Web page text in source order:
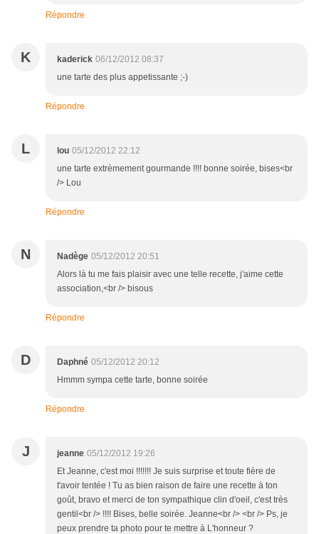
Répondre
K kaderick 06/12/2012 08:37
une tarte des plus appetissante ;-)
Répondre
L lou 05/12/2012 22:12
une tarte extrèmement gourmande !!!! bonne soirée, bises<br
/> Lou
Répondre
N Nadège 05/12/2012 20:51
Alors là tu me fais plaisir avec une telle recette, j'aime cette
association,<br /> bisous
Répondre
D Daphné 05/12/2012 20:12
Hmmm sympa cette tarte, bonne soirée
Répondre
J jeanne 05/12/2012 19:26
Et Jeanne, c'est moi !!!!!!! Je suis surprise et toute fière de
t'avoir tentée ! Tu as bien raison de faire une recette à ton
goût, bravo et merci de ton sympathique clin d'oeil, c'est très
gentil<br /> !!!! Bises, belle soirée. Jeanne<br /> <br /> Ps, je
peux prendre ta photo pour te mettre à L'honneur ?